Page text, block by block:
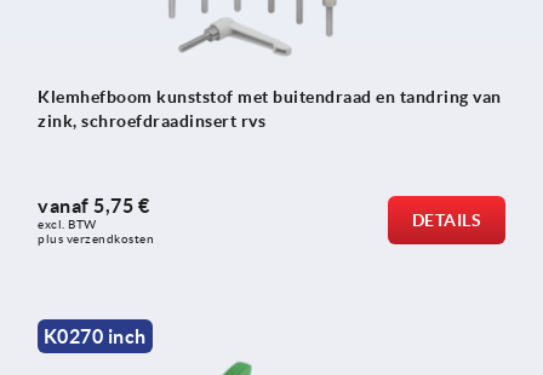
Klemhefboom kunststof met buitendraad en tandring van
zink, schroefdraadinsert rvs
vanaf 5,75 €
excl. BTW
plus verzendkosten
DETAILS
K0270 inch